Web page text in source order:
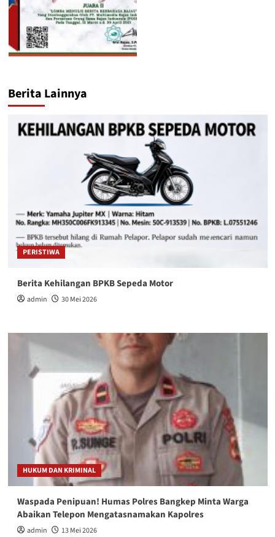
Berita Lainnya
PERISTIWA
Berita Kehilangan BPKB Sepeda Motor
admin 30 Mei 2026
HUKUM DAN KRIMINAL
Waspada Penipuan! Humas Polres Bangkep Minta Warga
Abaikan Telepon Mengatasnamakan Kapolres
admin 13 Mei 2026